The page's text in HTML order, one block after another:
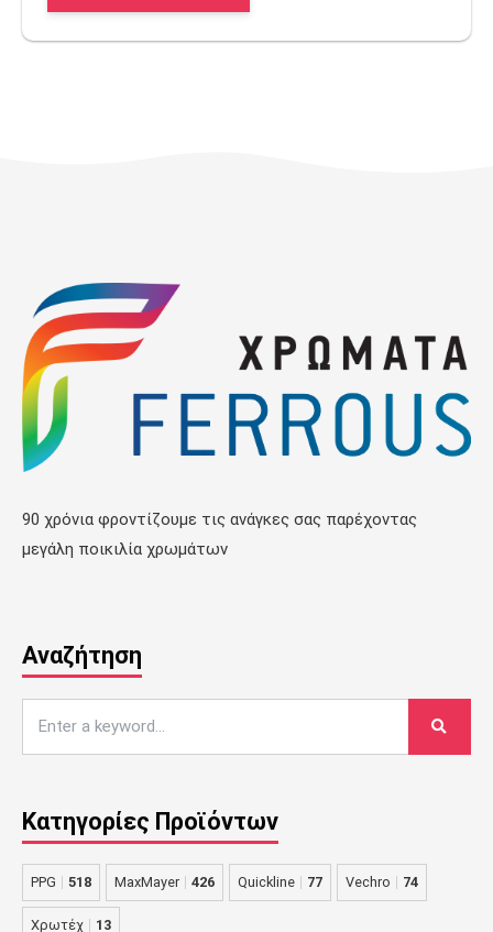
90 χρόνια φροντίζουμε τις ανάγκες σας παρέχοντας
μεγάλη ποικιλία χρωμάτων
Αναζήτηση
Κατηγορίες Προϊόντων
PPG 518 MaxMayer 426 Quickline 77 Vechro 74
Χρωτέχ 13